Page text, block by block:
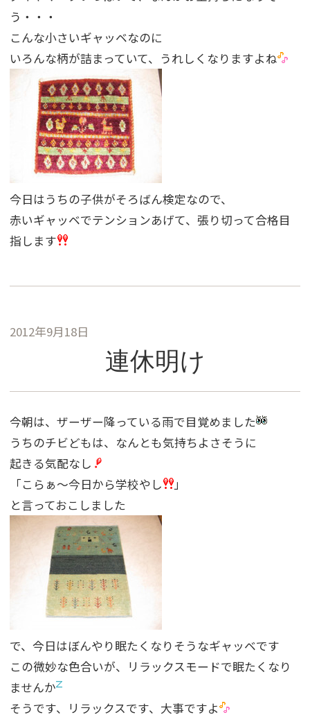
う・・・
こんな小さいギャッベなのに
いろんな柄が詰まっていて、うれしくなりますよね
今日はうちの子供がそろばん検定なので、
赤いギャッベでテンションあげて、張り切って合格目
指します
2012年9月18日
連休明け
今朝は、ザーザー降っている雨で目覚めました
うちのチビどもは、なんとも気持ちよさそうに
起きる気配なし
「こらぁ〜今日から学校やし
」
と言っておこしました
で、今日はぼんやり眠たくなりそうなギャッベです
この微妙な色合いが、リラックスモードで眠たくなり
ませんか
そうです、リラックスです、大事ですよ